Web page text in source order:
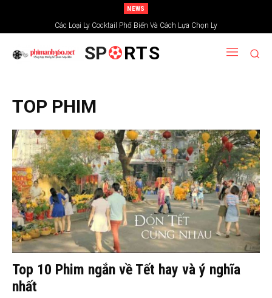
NEWS
Các Loại Ly Cocktail Phổ Biến Và Cách Lựa Chọn Ly
SP RTS
TOP PHIM
Top 10 Phim ngắn về Tết hay và ý nghĩa
nhất